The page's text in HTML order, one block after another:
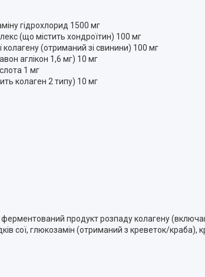
гідрохлорид 1500 мг
(що містить хондроїтин) 100 мг
(отриманий зі свинини) 100 мг
аглікон 1,6 мг) 10 мг
1 мг
колаген 2 типу) 10 мг
продукт розпаду колагену
сої, глюкозамін (отриманий з креветок/краба),